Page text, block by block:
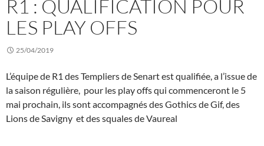
R1 : QUALIFICATION POUR
LES PLAY OFFS
25/04/2019
L’équipe de R1 des Templiers de Senart est qualifiée, a l’issue de
la saison régulière, pour les play offs qui commenceront le 5
mai prochain, ils sont accompagnés des Gothics de Gif, des
Lions de Savigny et des squales de Vaureal